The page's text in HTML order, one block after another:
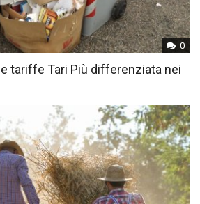
0
tariffe Tari Più differenziata nei